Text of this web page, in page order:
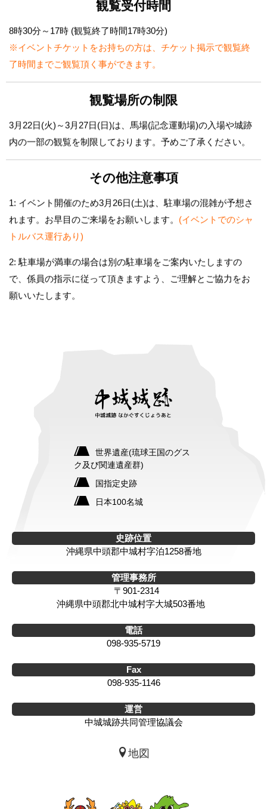
観覧受付時間
8時30分～17時 (観覧終了時間17時30分)
※イベントチケットをお持ちの方は、チケット掲示で観覧終
了時間までご観覧頂く事ができます。
観覧場所の制限
3月22日(火)～3月27日(日)は、馬場(記念運動場)の入場や城跡
内の一部の観覧を制限しております。予めご了承ください。
その他注意事項
1: イベント開催のため3月26日(土)は、駐車場の混雑が予想さ
れます。お早目のご来場をお願いします。 (イベントでのシャ
トルバス運行あり)
2: 駐車場が満車の場合は別の駐車場をご案内いたしますの
で、係員の指示に従って頂きますよう、ご理解とご協力をお
願いいたします。
世界遺産(琉球王国のグス
ク及び関連遺産群)
国指定史跡
日本100名城
史跡位置
沖縄県中頭郡中城村字泊1258番地
管理事務所
〒901-2314
沖縄県中頭郡北中城村字大城503番地
電話
098-935-5719
Fax
098-935-1146
運営
中城城跡共同管理協議会
地図